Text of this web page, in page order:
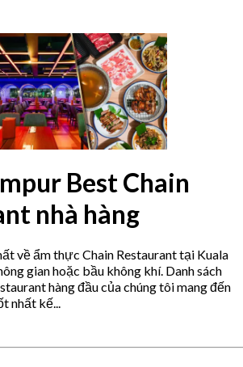
Best Chain
nhà hàng
về ẩm thực Chain Restaurant tại Kuala
gian hoặc bầu không khí. Danh sách
hàng đầu của chúng tôi mang đến
nhất kế...